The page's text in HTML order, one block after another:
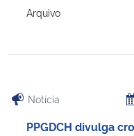
Arquivo
Notícia
PPGDCH divulga